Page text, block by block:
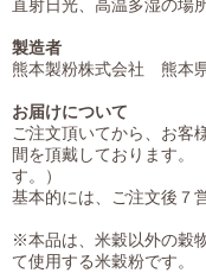
直射日光、高温多湿の場
製造者
熊本製粉株式会社 熊本
お届けについて
ご注文頂いてから、お客
間を頂戴しております。
す。）
基本的には、ご注文後７
※本品は、米穀以外の穀
て使用する米穀粉です。